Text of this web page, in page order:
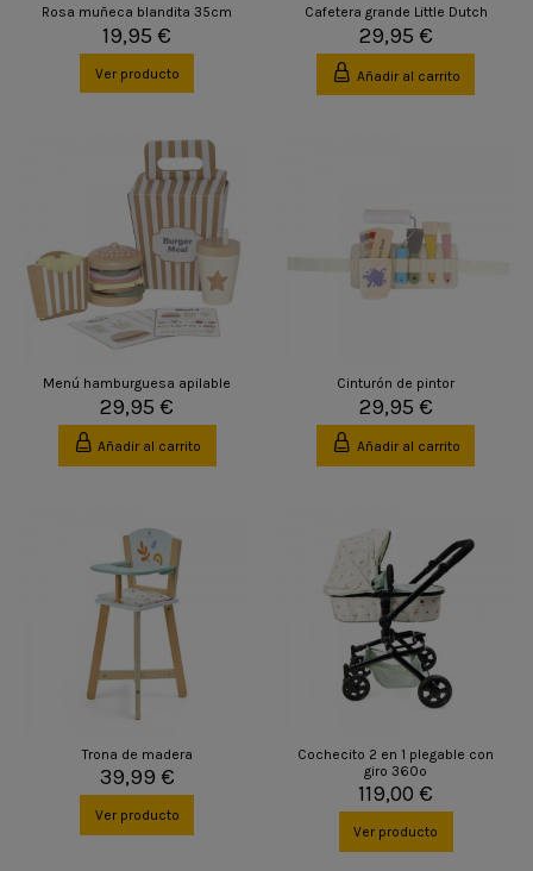
Rosa muñeca blandita 35cm
19,95 €
Ver producto
Cafetera grande Little Dutch
29,95 €
Añadir al carrito
Menú hamburguesa apilable
29,95 €
Añadir al carrito
Cinturón de pintor
29,95 €
Añadir al carrito
Trona de madera
39,99 €
Ver producto
Cochecito 2 en 1 plegable con
giro 360º
119,00 €
Ver producto